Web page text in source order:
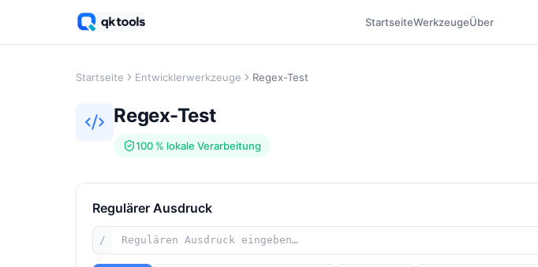
StartseiteWerkzeugeÜber
Startseite Entwicklerwerkzeuge Regex-Test
Regex-Test
100 % lokale Verarbeitung
Regulärer Ausdruck
/